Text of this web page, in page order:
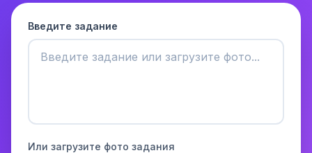
Введите задание
Или загрузите фото задания